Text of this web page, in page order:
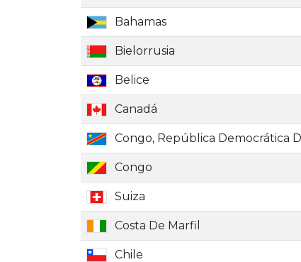
Bahamas
Bielorrusia
Belice
Canadá
Congo, República Democrática
Congo
Suiza
Costa De Marfil
Chile